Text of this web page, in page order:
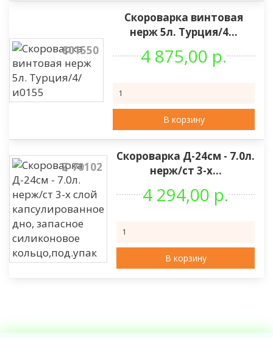
801550
Скороварка винтовая
нерж 5л. Турция/4...
4 875,00 р.
В корзину
Z-70102
Скороварка Д-24см - 7.0л.
нерж/ст 3-х...
4 294,00 р.
В корзину